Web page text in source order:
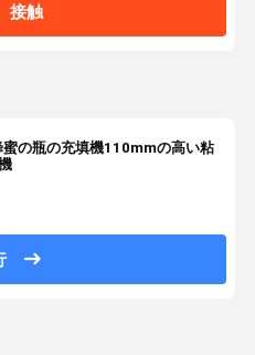
接触
の瓶の充填機110mmの高い粘